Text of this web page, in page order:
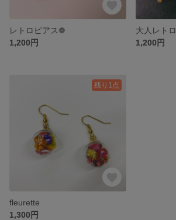
レトロピアス❁︎
1,200円
大人レトロ
1,200円
残り1点
fleurette
1,300円